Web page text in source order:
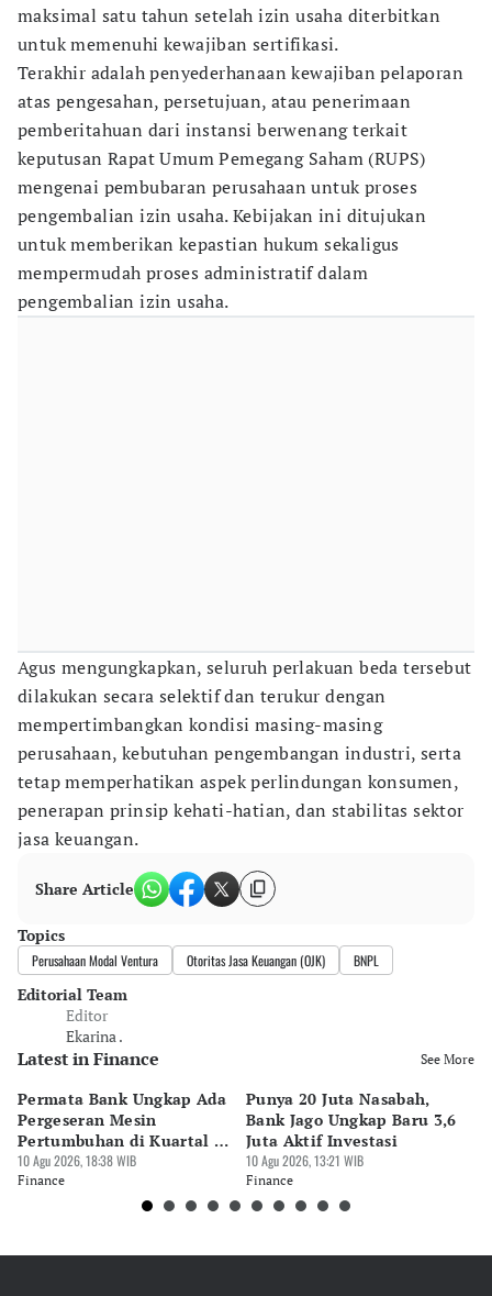
maksimal satu tahun setelah izin usaha diterbitkan
untuk memenuhi kewajiban sertifikasi.
Terakhir adalah penyederhanaan kewajiban pelaporan
atas pengesahan, persetujuan, atau penerimaan
pemberitahuan dari instansi berwenang terkait
keputusan Rapat Umum Pemegang Saham (RUPS)
mengenai pembubaran perusahaan untuk proses
pengembalian izin usaha. Kebijakan ini ditujukan
untuk memberikan kepastian hukum sekaligus
mempermudah proses administratif dalam
pengembalian izin usaha.
Agus mengungkapkan, seluruh perlakuan beda tersebut
dilakukan secara selektif dan terukur dengan
mempertimbangkan kondisi masing-masing
perusahaan, kebutuhan pengembangan industri, serta
tetap memperhatikan aspek perlindungan konsumen,
penerapan prinsip kehati-hatian, dan stabilitas sektor
jasa keuangan.
Share Article
Topics
Perusahaan Modal Ventura Otoritas Jasa Keuangan (OJK) BNPL
Editorial Team
Editor
Ekarina .
Latest in Finance See More
Permata Bank Ungkap Ada
Pergeseran Mesin
Pertumbuhan di Kuartal II
2026
10 Agu 2026, 18:38 WIB
Finance
Punya 20 Juta Nasabah,
Bank Jago Ungkap Baru 3,6
Juta Aktif Investasi
10 Agu 2026, 13:21 WIB
Finance